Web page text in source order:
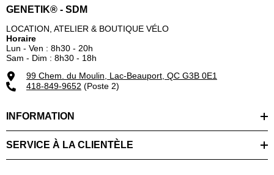
GENETIK® - SDM
LOCATION, ATELIER & BOUTIQUE VÉLO
Horaire
Lun - Ven : 8h30 - 20h
Sam - Dim : 8h30 - 18h
99 Chem. du Moulin, Lac-Beauport, QC G3B 0E1
418-849-9652 (Poste 2)
INFORMATION
SERVICE À LA CLIENTÈLE